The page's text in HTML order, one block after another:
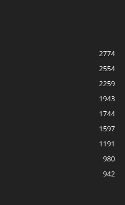
2774
2554
2259
1943
1744
1597
1191
980
942